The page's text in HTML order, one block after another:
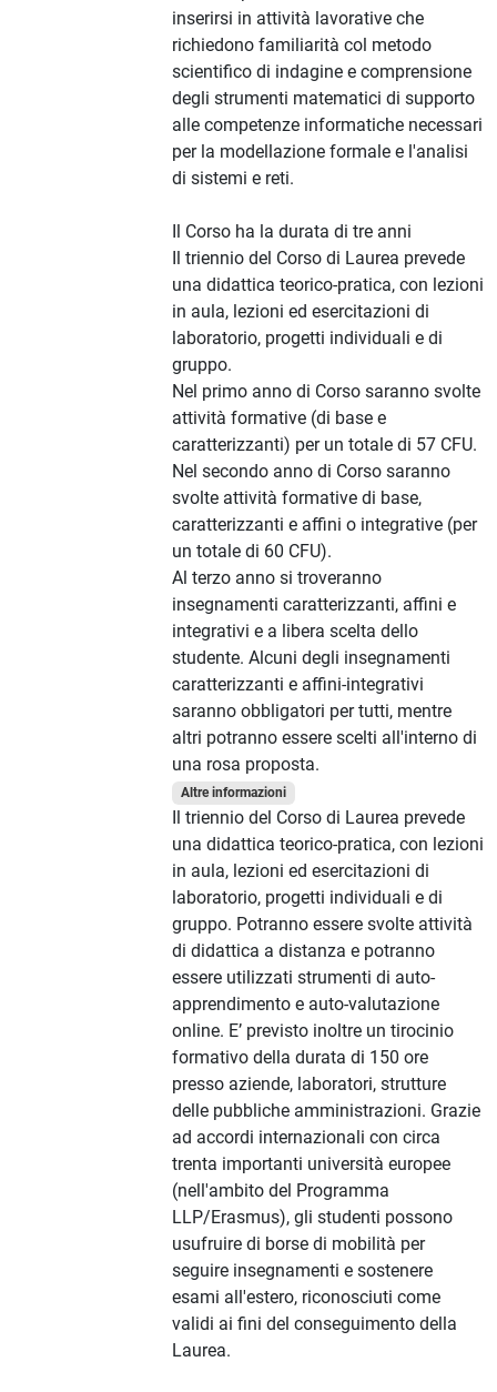
inserirsi in attività lavorative che
richiedono familiarità col metodo
scientifico di indagine e comprensione
degli strumenti matematici di supporto
alle competenze informatiche necessari
per la modellazione formale e l'analisi
di sistemi e reti.
Il Corso ha la durata di tre anni
Il triennio del Corso di Laurea prevede
una didattica teorico-pratica, con lezioni
in aula, lezioni ed esercitazioni di
laboratorio, progetti individuali e di
gruppo.
Nel primo anno di Corso saranno svolte
attività formative (di base e
caratterizzanti) per un totale di 57 CFU.
Nel secondo anno di Corso saranno
svolte attività formative di base,
caratterizzanti e affini o integrative (per
un totale di 60 CFU).
Al terzo anno si troveranno
insegnamenti caratterizzanti, affini e
integrativi e a libera scelta dello
studente. Alcuni degli insegnamenti
caratterizzanti e affini-integrativi
saranno obbligatori per tutti, mentre
altri potranno essere scelti all'interno di
una rosa proposta.
Altre informazioni
Il triennio del Corso di Laurea prevede
una didattica teorico-pratica, con lezioni
in aula, lezioni ed esercitazioni di
laboratorio, progetti individuali e di
gruppo. Potranno essere svolte attività
di didattica a distanza e potranno
essere utilizzati strumenti di auto-
apprendimento e auto-valutazione
online. E’ previsto inoltre un tirocinio
formativo della durata di 150 ore
presso aziende, laboratori, strutture
delle pubbliche amministrazioni. Grazie
ad accordi internazionali con circa
trenta importanti università europee
(nell'ambito del Programma
LLP/Erasmus), gli studenti possono
usufruire di borse di mobilità per
seguire insegnamenti e sostenere
esami all'estero, riconosciuti come
validi ai fini del conseguimento della
Laurea.